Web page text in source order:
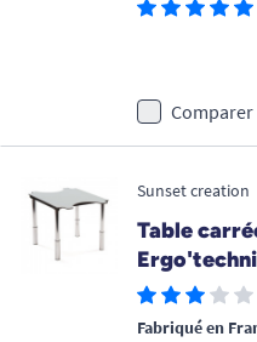
Comparer
Sunset creation
Table
Fabriqué en